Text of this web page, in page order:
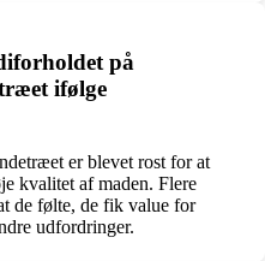
på
ifølge
er blevet rost for at
kvalitet af maden. Flere
de følte, de fik value for
udfordringer.